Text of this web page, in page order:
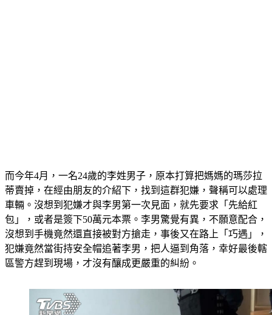
而今年4月，一名24歲的李姓男子，原本打算把媽媽的瑪莎拉
蒂賣掉，在經由朋友的介紹下，找到這群犯嫌，聲稱可以處理
車輛。沒想到犯嫌才與李男第一次見面，就先要求「先給紅
包」，或者是簽下50萬元本票。李男驚覺有異，不願意配合，
沒想到手機竟然還直接被對方搶走，事後又在路上「巧遇」，
犯嫌竟然當街持安全帽追著李男，把人逼到角落，幸好最後轄
區警方趕到現場，才沒有釀成更嚴重的糾紛。